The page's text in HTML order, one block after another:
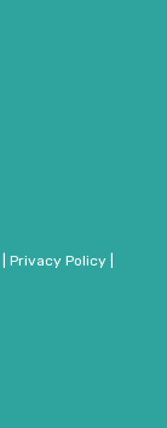
Privacy Policy